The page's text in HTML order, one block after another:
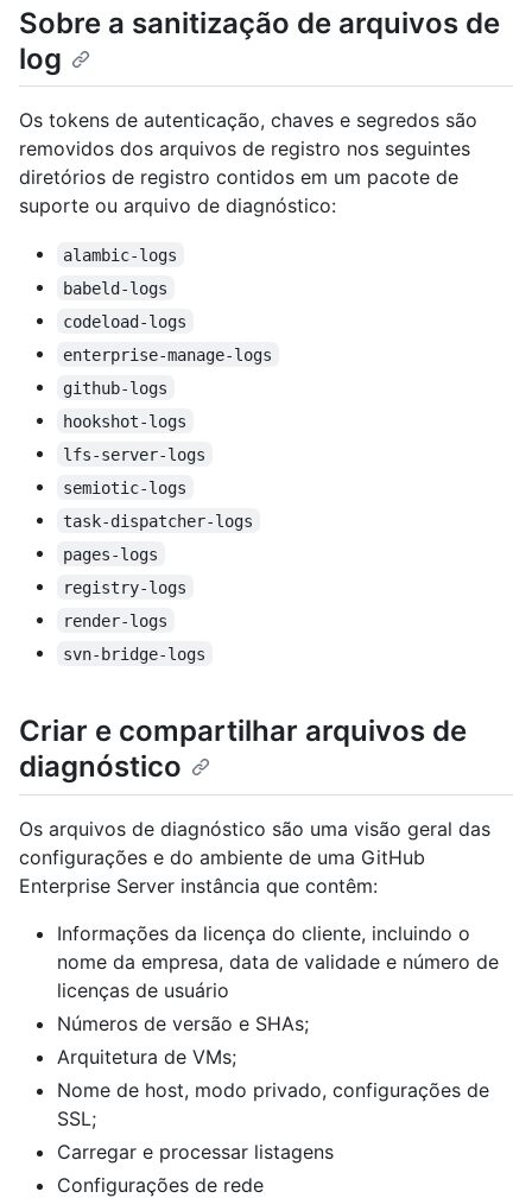
Sobre a sanitização de arquivos de
log
Os tokens de autenticação, chaves e segredos são
removidos dos arquivos de registro nos seguintes
diretórios de registro contidos em um pacote de
suporte ou arquivo de diagnóstico:
alambic-logs
babeld-logs
codeload-logs
enterprise-manage-logs
github-logs
hookshot-logs
lfs-server-logs
semiotic-logs
task-dispatcher-logs
pages-logs
registry-logs
render-logs
svn-bridge-logs
Criar e compartilhar arquivos de
diagnóstico
Os arquivos de diagnóstico são uma visão geral das
configurações e do ambiente de uma GitHub
Enterprise Server instância que contêm:
Informações da licença do cliente, incluindo o
nome da empresa, data de validade e número de
licenças de usuário
Números de versão e SHAs;
Arquitetura de VMs;
Nome de host, modo privado, configurações de
SSL;
Carregar e processar listagens
Configurações de rede